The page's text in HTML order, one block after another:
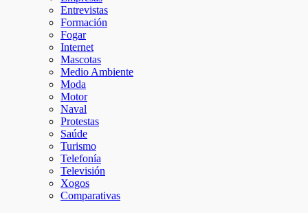
Entrevistas
Formación
Fogar
Internet
Mascotas
Medio Ambiente
Moda
Motor
Naval
Protestas
Saúde
Turismo
Telefonía
Televisión
Xogos
Comparativas